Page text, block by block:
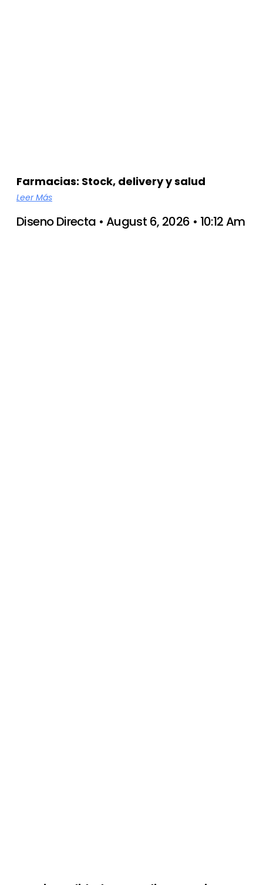
Farmacias: Stock, delivery y salud
Leer Más
Diseno Directa August 6, 2026 10:12 Am